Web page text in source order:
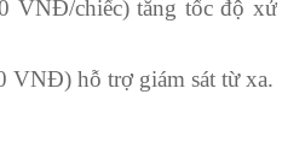
VNĐ/chiếc) tăng tốc độ xử
VNĐ) hỗ trợ giám sát từ xa.